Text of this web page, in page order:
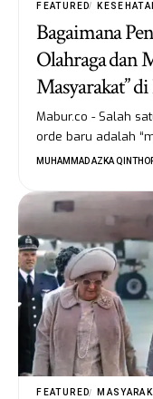
FEATURED
Bagaimana
Olahraga dan
Masyarakat”
Mabur.co - Salah
orde baru adalah
MUHAMMAD AZKA
FEATURED